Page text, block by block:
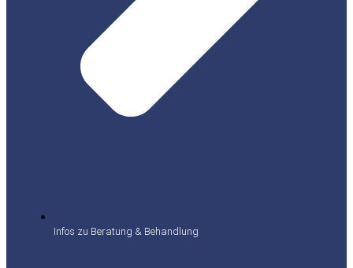
Infos zu Beratung & Behandlung